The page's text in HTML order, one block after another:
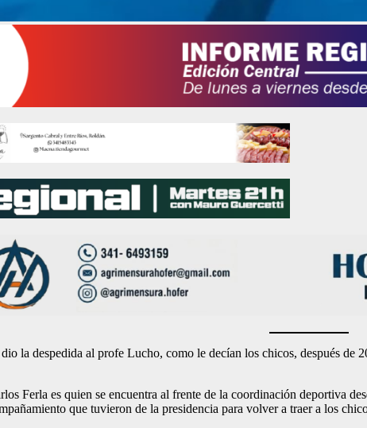
la despedida al profe Lucho, como le decían los chicos, después
Ferla es quien se encuentra al frente de la coordinación deportiva
que tuvieron de la presidencia para volver a traer a los